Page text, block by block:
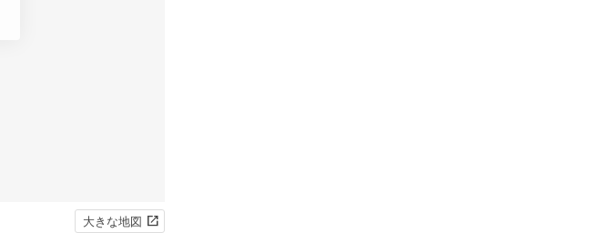
大きな地図